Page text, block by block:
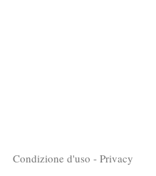
Condizione d'uso - Privacy